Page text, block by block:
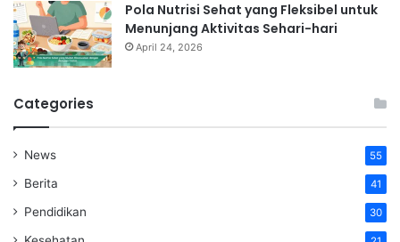
Pola Nutrisi Sehat yang Fleksibel untuk
Menunjang Aktivitas Sehari-hari
April 24, 2026
Categories
News 55
Berita 41
Pendidikan 30